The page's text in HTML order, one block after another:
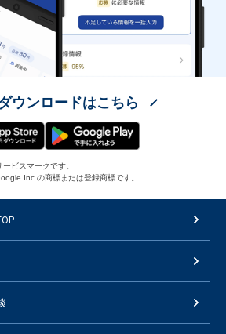
ウンロードはこちら
ビスマークです。
Inc.の商標または登録商標です。